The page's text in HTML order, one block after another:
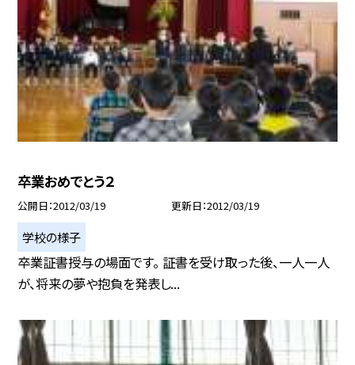
卒業おめでとう２
公開日 2012/03/19 更新日 2012/03/19
学校の様子
卒業証書授与の場面です。 証書を受け取った後、一人一人
が、将来の夢や抱負を発表し...